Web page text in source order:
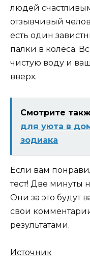
людей
отзывчивый
есть один
палки в колеса.
чистую воду и
вверх.
Смотрите
для уюта в
зодиака
Если вам
тест! Две минуты
Они за это будут
свои
результатами.
Источник